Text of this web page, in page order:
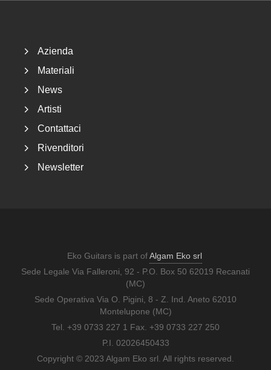
Azienda
Materiali
News
Artisti
Contattaci
Rivenditori
Newsletter
Eko Guitars is part ofAlgam Eko srl
Sede Legale Via Falleroni, 92 - P.O. Box 50 62019 Recanati
(MC)
Sede Operativa Via O. Pigini, 8 - Z. Ind. Aneto 62010
Montelupone (MC)
Tel. +39 0733 227 1 Fax. +39 0733 227 250
P.I. 02026450433
Copyright © 2023 Algam Eko srl. All rights reserved.